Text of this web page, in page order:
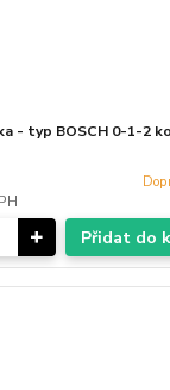
- typ BOSCH 0-1-2
Přidat do